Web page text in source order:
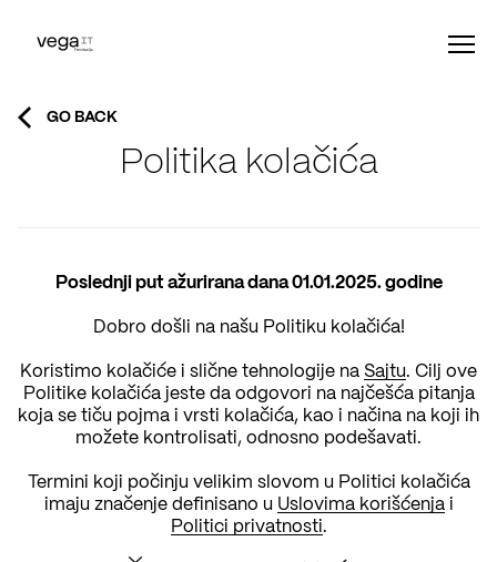
GO BACK
Politika kolačića
Poslednji put ažurirana dana 01.01.2025. godine
Dobro došli na našu Politiku kolačića!
Koristimo kolačiće i slične tehnologije na Sajtu. Cilj ove
Politike kolačića jeste da odgovori na najčešća pitanja
koja se tiču pojma i vrsti kolačića, kao i načina na koji ih
možete kontrolisati, odnosno podešavati.
Termini koji počinju velikim slovom u Politici kolačića
imaju značenje definisano u Uslovima korišćenjai
Politici privatnosti.